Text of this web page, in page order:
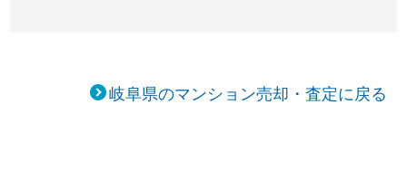
岐阜県のマンション売却・査定に戻る